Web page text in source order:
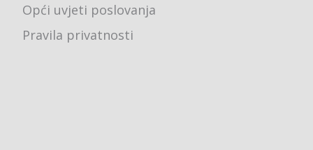
Opći uvjeti poslovanja
Pravila privatnosti